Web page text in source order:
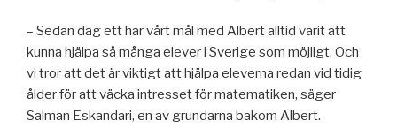
– Sedan dag ett har vårt mål med Albert alltid varit att
kunna hjälpa så många elever i Sverige som möjligt. Och
vi tror att det är viktigt att hjälpa eleverna redan vid tidig
ålder för att väcka intresset för matematiken, säger
Salman Eskandari, en av grundarna bakom Albert.